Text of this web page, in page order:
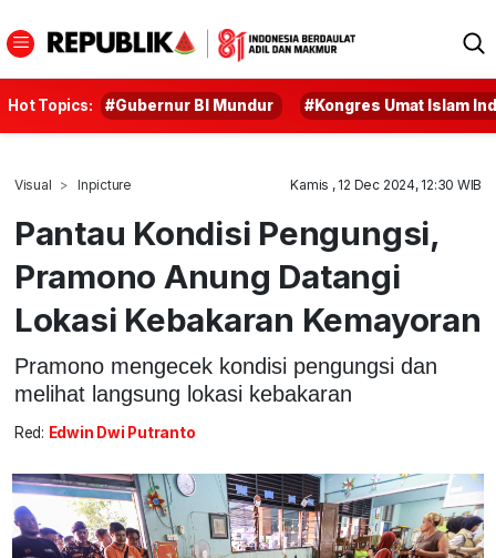
Hot Topics: #Gubernur BI Mundur #Kongres Umat Islam
Visual Inpicture Kamis , 12 Dec 2024, 12:30 WIB
Pantau Kondisi Pengungsi,
Pramono Anung Datangi
Lokasi Kebakaran Kemayoran
Pramono mengecek kondisi pengungsi dan
melihat langsung lokasi kebakaran
Red: Edwin Dwi Putranto